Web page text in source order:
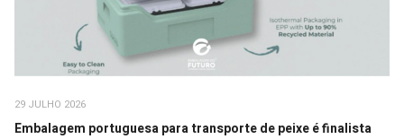
29 JULHO 2026
Embalagem portuguesa para transporte de peixe é finalista